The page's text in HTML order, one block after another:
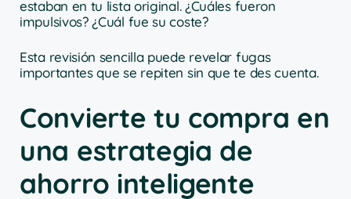
estaban en tu lista original. ¿Cuáles fueron
impulsivos? ¿Cuál fue su coste?
Esta revisión sencilla puede revelar fugas
importantes que se repiten sin que te des cuenta.
Convierte tu compra en
una estrategia de
ahorro inteligente